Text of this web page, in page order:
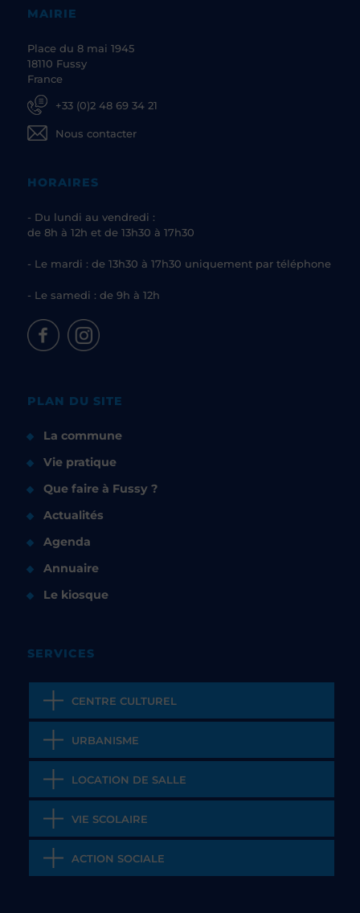
MAIRIE
Place du 8 mai 1945
18110 Fussy
France
+33 (0)2 48 69 34 21
Nous contacter
HORAIRES
- Du lundi au vendredi :
de 8h à 12h et de 13h30 à 17h30
- Le mardi : de 13h30 à 17h30 uniquement par téléphone
- Le samedi : de 9h à 12h
PLAN DU SITE
La commune
Vie pratique
Que faire à Fussy ?
Actualités
Agenda
Annuaire
Le kiosque
SERVICES
CENTRE CULTUREL
URBANISME
LOCATION DE SALLE
VIE SCOLAIRE
ACTION SOCIALE